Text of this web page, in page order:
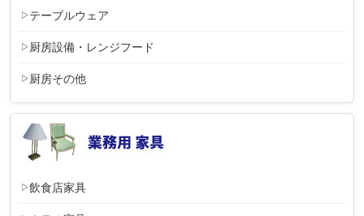
テーブルウェア
厨房設備・レンジフード
厨房その他
飲食店家具